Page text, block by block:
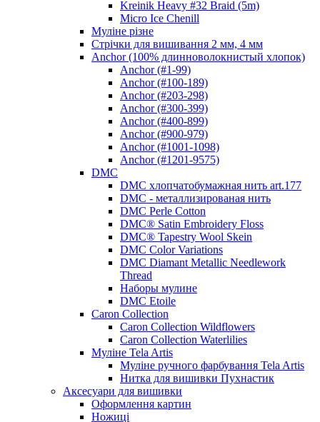
Kreinik Heavy #32 Braid (5m)
Micro Ice Chenill
Муліне різне
Стрічки для вишивання 2 мм, 4 мм
Anchor (100% длинноволокнистый хлопок)
Anchor (#1-99)
Anchor (#100-189)
Anchor (#203-298)
Anchor (#300-399)
Anchor (#400-899)
Anchor (#900-979)
Anchor (#1001-1098)
Anchor (#1201-9575)
DMC
DMC хлопчатобумажная нить art.177
DMC - металлизированая нить
DMC Perle Cotton
DMC® Satin Embroidery Floss
DMC® Tapestry Wool Skein
DMC Color Variations
DMC Diamant Metallic Needlework
Thread
Наборы мулине
DMC Etoile
Caron Collection
Caron Collection Wildflowers
Caron Collection Waterlilies
Муліне Tela Artis
Муліне ручного фарбування Tela Artis
Нитка для вишивки Пухнастик
Аксесуари для вишивки
Оформлення картин
Ножиці